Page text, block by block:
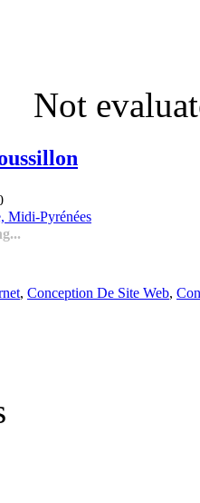
Not
Midi-Pyrénées
, Conception De Site Web,